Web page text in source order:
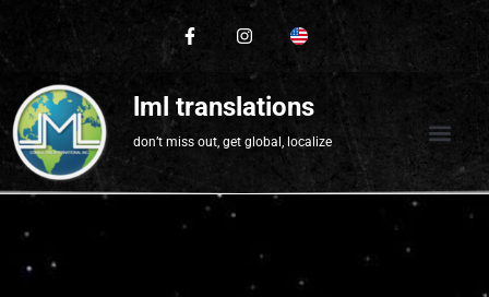
lml translations
don’t miss out, get global, localize